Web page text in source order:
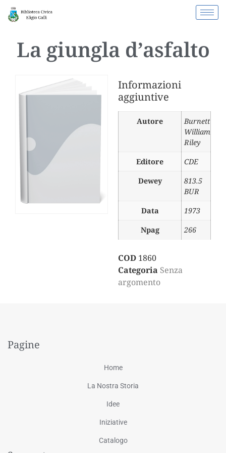
La giungla d’asfalto
Informazioni
aggiuntive
Autore
Burnett
William
Riley
Editore
CDE
Dewey
813.5
BUR
Data
1973
Npag
266
COD 1860
Categoria Senza
argomento
Pagine
Home
La Nostra Storia
Idee
Iniziative
Catalogo